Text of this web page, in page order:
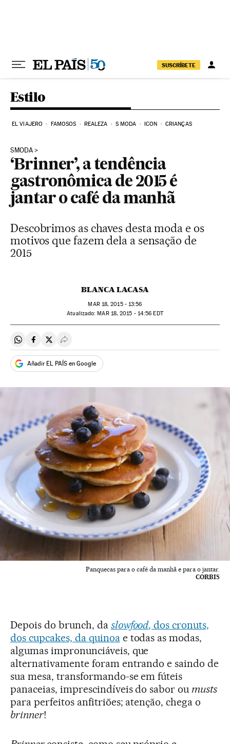
SUSCRÍBETE
Estilo
EL VIAJERO FAMOSOS REALEZA S MODA ICON CRIANÇAS
SMODA
‘Brinner’, a tendência
gastronômica de 2015 é
jantar o café da manhã
Descobrimos as chaves desta moda e os
motivos que fazem dela a sensação de
2015
BLANCA LACASA
MAR18, 2015 - 13:56
atualizado: MAR18, 2015 - 14:56 EDT
Compartir en Whatsapp
Compartir en Facebook
Compartir en Twitter
Desplegar Redes Sociales
Añadir EL PAÍS en Google
Panquecas para o café da manhã e para o jantar.
CORBIS
Depois do brunch, da slowfood, dos cronuts,
dos cupcakes, da quinoae todas as modas,
algumas impronunciáveis, que
alternativamente foram entrando e saindo de
sua mesa, transformando-se em fúteis
panaceias, imprescindíveis do sabor oumusts
para perfeitos anfitriões; atenção, chega o
brinner!